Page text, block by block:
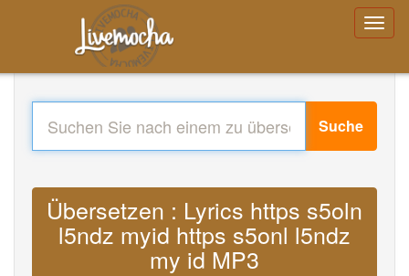
Suche
Übersetzen : Lyrics https s5oln
l5ndz myid https s5onl l5ndz
my id MP3